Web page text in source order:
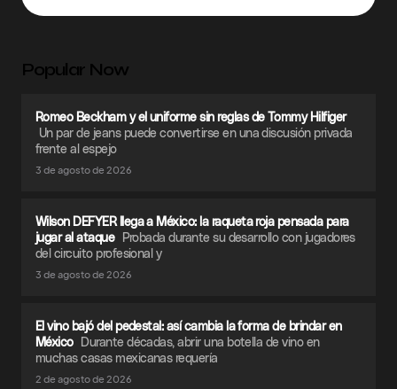
Popular Now
Romeo Beckham y el uniforme sin reglas de Tommy Hilfiger
Un par de jeans puede convertirse en una discusión privada
frente al espejo
3 de agosto de 2026
Wilson DEFYER llega a México: la raqueta roja pensada para
jugar al ataque Probada durante su desarrollo con jugadores
del circuito profesional y
3 de agosto de 2026
El vino bajó del pedestal: así cambia la forma de brindar en
México Durante décadas, abrir una botella de vino en
muchas casas mexicanas requería
2 de agosto de 2026